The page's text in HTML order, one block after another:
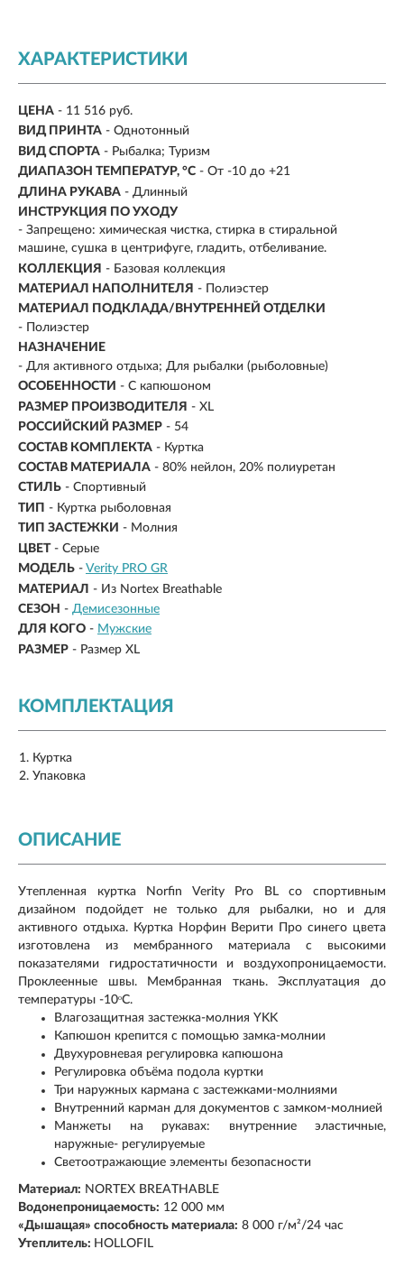
ХАРАКТЕРИСТИКИ
ЦЕНА - 11 516 руб.
ВИД ПРИНТА - Однотонный
ВИД СПОРТА - Рыбалка; Туризм
ДИАПАЗОН ТЕМПЕРАТУР, °С - От -10 до +21
ДЛИНА РУКАВА - Длинный
ИНСТРУКЦИЯ ПО УХОДУ
- Запрещено: химическая чистка, стирка в стиральной
машине, сушка в центрифуге, гладить, отбеливание.
КОЛЛЕКЦИЯ - Базовая коллекция
МАТЕРИАЛ НАПОЛНИТЕЛЯ - Полиэстер
МАТЕРИАЛ ПОДКЛАДА/ВНУТРЕННЕЙ ОТДЕЛКИ
- Полиэстер
НАЗНАЧЕНИЕ
- Для активного отдыха; Для рыбалки (рыболовные)
ОСОБЕННОСТИ - С капюшоном
РАЗМЕР ПРОИЗВОДИТЕЛЯ - XL
РОССИЙСКИЙ РАЗМЕР - 54
СОСТАВ КОМПЛЕКТА - Куртка
СОСТАВ МАТЕРИАЛА - 80% нейлон, 20% полиуретан
СТИЛЬ - Спортивный
ТИП - Куртка рыболовная
ТИП ЗАСТЕЖКИ - Молния
ЦВЕТ - Серые
МОДЕЛЬ - Verity PRO GR
МАТЕРИАЛ - Из Nortex Breathable
СЕЗОН - Демисезонные
ДЛЯ КОГО - Мужские
РАЗМЕР - Размер XL
КОМПЛЕКТАЦИЯ
Куртка
Упаковка
ОПИСАНИЕ
Утепленная куртка Norfin Verity Pro BL со спортивным
дизайном подойдет не только для рыбалки, но и для
активного отдыха. Куртка Норфин Верити Про синего цвета
изготовлена из мембранного материала с высокими
показателями гидростатичности и воздухопроницаемости.
Проклеенные швы. Мембранная ткань. Эксплуатация до
температуры -10ᵒC.
Влагозащитная застежка-молния YKK
Капюшон крепится с помощью замка-молнии
Двухуровневая регулировка капюшона
Регулировка объёма подола куртки
Три наружных кармана с застежками-молниями
Внутренний карман для документов с замком-молнией
Манжеты на рукавах: внутренние эластичные,
наружные- регулируемые
Светоотражающие элементы безопасности
Материал: NORTEX BREATHABLE
Водонепроницаемость: 12 000 мм
«Дышащая» способность материала: 8 000 г/м²/24 час
Утеплитель: HOLLOFIL